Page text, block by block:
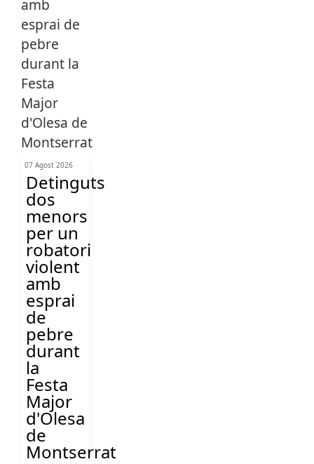
07 Agost 2026
Detinguts
dos
menors
per un
robatori
violent
amb
esprai
de
pebre
durant
la
Festa
Major
d'Olesa
de
Montserrat